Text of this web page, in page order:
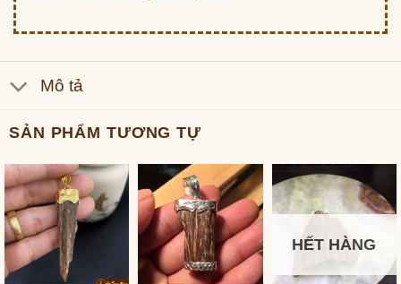
Mô tả
SẢN PHẨM TƯƠNG TỰ
HẾT HÀNG